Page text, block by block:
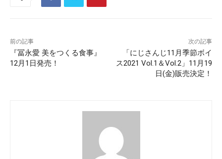
前の記事
『冨永愛 美をつくる食事』
12月1日発売！
次の記事
「にじさんじ11月季節ボイ
ス2021 Vol.1＆Vol.2」11月19
日(金)販売決定！